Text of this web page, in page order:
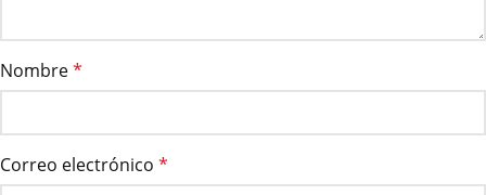
Nombre*
Correo electrónico *